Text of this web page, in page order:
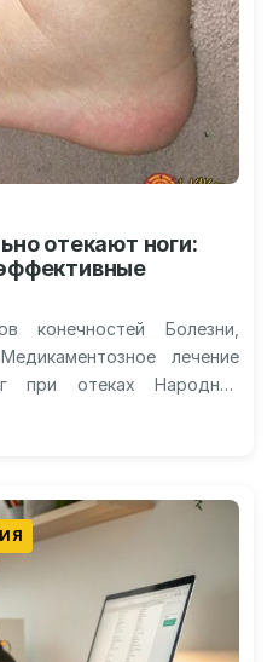
отекают ноги:
конечностей Болезни,
лечение
при отеках Народная